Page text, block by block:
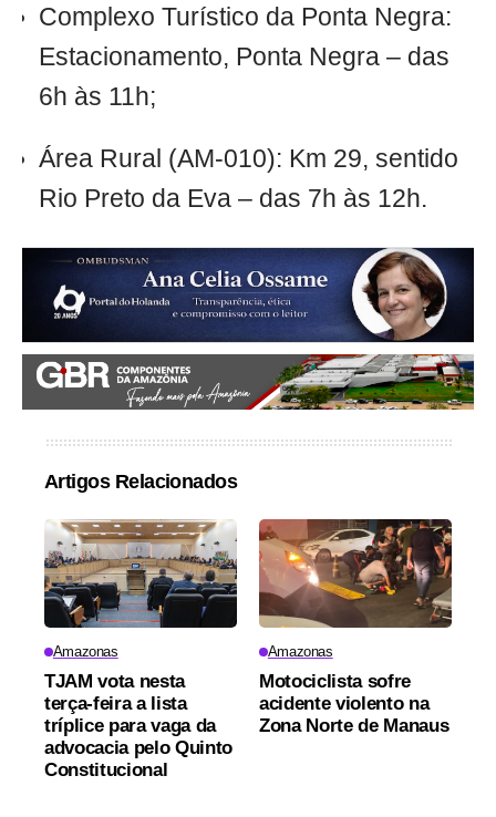
Complexo Turístico da Ponta Negra:
Estacionamento, Ponta Negra – das
6h às 11h;
Área Rural (AM-010): Km 29, sentido
Rio Preto da Eva – das 7h às 12h.
Artigos Relacionados
Amazonas
TJAM vota nesta
terça-feira a lista
tríplice para vaga da
advocacia pelo Quinto
Constitucional
Amazonas
Motociclista sofre
acidente violento na
Zona Norte de Manaus